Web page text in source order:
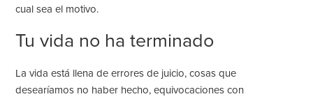
cual sea el motivo.
Tu vida no ha terminado
La vida está llena de errores de juicio, cosas que
desearíamos no haber hecho, equivocaciones con